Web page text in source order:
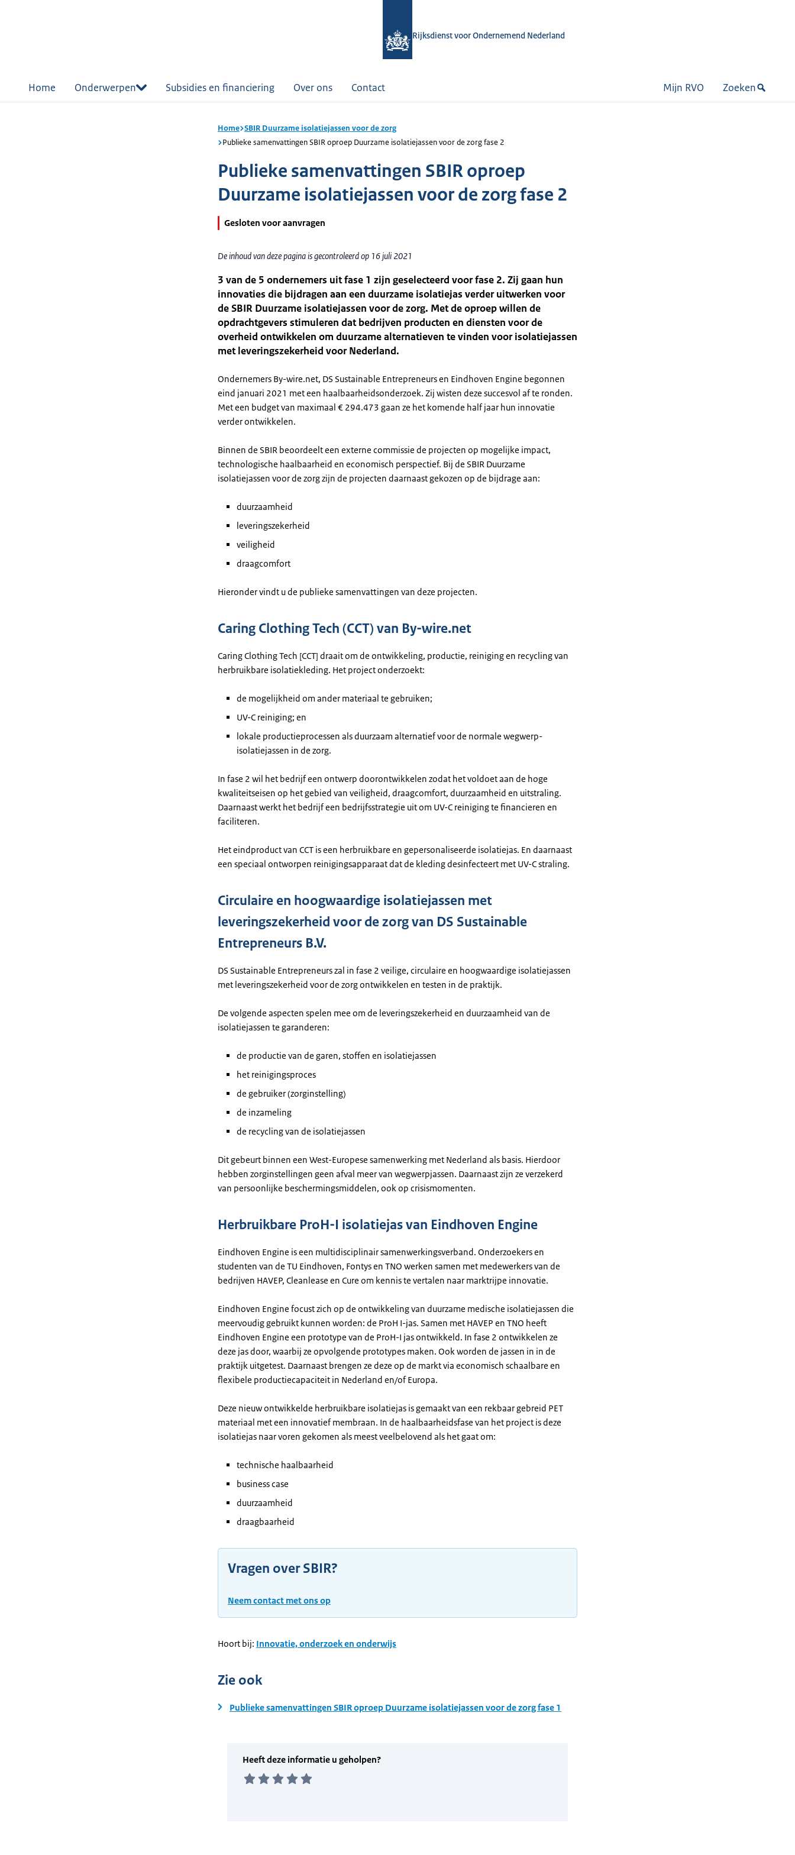
Rijksdienst voor Ondernemend Nederland
Home Onderwerpen Subsidies en financiering Over ons Contact Mijn RVO Zoeken
Home SBIR Duurzame isolatiejassen voor de zorg
Publieke samenvattingen SBIR oproep Duurzame isolatiejassen voor de zorg fase 2
Publieke samenvattingen SBIR oproep
Duurzame isolatiejassen voor de zorg fase 2
Gesloten voor aanvragen
De inhoud van deze pagina is gecontroleerd op 16 juli 2021
3 van de 5 ondernemers uit fase 1 zijn geselecteerd voor fase 2. Zij gaan hun
innovaties die bijdragen aan een duurzame isolatiejas verder uitwerken voor
de SBIR Duurzame isolatiejassen voor de zorg. Met de oproep willen de
opdrachtgevers stimuleren dat bedrijven producten en diensten voor de
overheid ontwikkelen om duurzame alternatieven te vinden voor isolatiejassen
met leveringszekerheid voor Nederland.
Ondernemers By-wire.net, DS Sustainable Entrepreneurs en Eindhoven Engine begonnen
eind januari 2021 met een haalbaarheidsonderzoek. Zij wisten deze succesvol af te ronden.
Met een budget van maximaal € 294.473 gaan ze het komende half jaar hun innovatie
verder ontwikkelen.
Binnen de SBIR beoordeelt een externe commissie de projecten op mogelijke impact,
technologische haalbaarheid en economisch perspectief. Bij de SBIR Duurzame
isolatiejassen voor de zorg zijn de projecten daarnaast gekozen op de bijdrage aan:
duurzaamheid
leveringszekerheid
veiligheid
draagcomfort
Hieronder vindt u de publieke samenvattingen van deze projecten.
Caring Clothing Tech (CCT) van By-wire.net
Caring Clothing Tech [CCT] draait om de ontwikkeling, productie, reiniging en recycling van
herbruikbare isolatiekleding. Het project onderzoekt:
de mogelijkheid om ander materiaal te gebruiken;
UV-C reiniging; en
lokale productieprocessen als duurzaam alternatief voor de normale wegwerp-
isolatiejassen in de zorg.
In fase 2 wil het bedrijf een ontwerp doorontwikkelen zodat het voldoet aan de hoge
kwaliteitseisen op het gebied van veiligheid, draagcomfort, duurzaamheid en uitstraling.
Daarnaast werkt het bedrijf een bedrijfsstrategie uit om UV-C reiniging te financieren en
faciliteren.
Het eindproduct van CCT is een herbruikbare en gepersonaliseerde isolatiejas. En daarnaast
een speciaal ontworpen reinigingsapparaat dat de kleding desinfecteert met UV-C straling.
Circulaire en hoogwaardige isolatiejassen met
leveringszekerheid voor de zorg van DS Sustainable
Entrepreneurs B.V.
DS Sustainable Entrepreneurs zal in fase 2 veilige, circulaire en hoogwaardige isolatiejassen
met leveringszekerheid voor de zorg ontwikkelen en testen in de praktijk.
De volgende aspecten spelen mee om de leveringszekerheid en duurzaamheid van de
isolatiejassen te garanderen:
de productie van de garen, stoffen en isolatiejassen
het reinigingsproces
de gebruiker (zorginstelling)
de inzameling
de recycling van de isolatiejassen
Dit gebeurt binnen een West-Europese samenwerking met Nederland als basis. Hierdoor
hebben zorginstellingen geen afval meer van wegwerpjassen. Daarnaast zijn ze verzekerd
van persoonlijke beschermingsmiddelen, ook op crisismomenten.
Herbruikbare ProH-I isolatiejas van Eindhoven Engine
Eindhoven Engine is een multidisciplinair samenwerkingsverband. Onderzoekers en
studenten van de TU Eindhoven, Fontys en TNO werken samen met medewerkers van de
bedrijven HAVEP, Cleanlease en Cure om kennis te vertalen naar marktrijpe innovatie.
Eindhoven Engine focust zich op de ontwikkeling van duurzame medische isolatiejassen die
meervoudig gebruikt kunnen worden: de ProH I-jas. Samen met HAVEP en TNO heeft
Eindhoven Engine een prototype van de ProH-I jas ontwikkeld. In fase 2 ontwikkelen ze
deze jas door, waarbij ze opvolgende prototypes maken. Ook worden de jassen in in de
praktijk uitgetest. Daarnaast brengen ze deze op de markt via economisch schaalbare en
flexibele productiecapaciteit in Nederland en/of Europa.
Deze nieuw ontwikkelde herbruikbare isolatiejas is gemaakt van een rekbaar gebreid PET
materiaal met een innovatief membraan. In de haalbaarheidsfase van het project is deze
isolatiejas naar voren gekomen als meest veelbelovend als het gaat om:
technische haalbaarheid
business case
duurzaamheid
draagbaarheid
Vragen over SBIR?
Neem contact met ons op
Hoort bij: Innovatie, onderzoek en onderwijs
Zie ook
Publieke samenvattingen SBIR oproep Duurzame isolatiejassen voor de zorg fase 1